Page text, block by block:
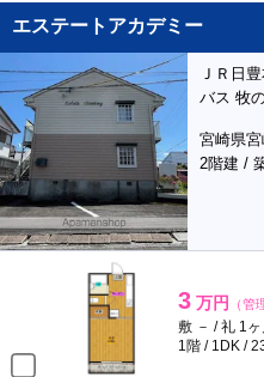
エステートアカデミー
ＪＲ日
バス 牧
宮崎県
2階建 /
3 万円 （管
敷 － / 礼 1ヶ
1階 / 1DK /